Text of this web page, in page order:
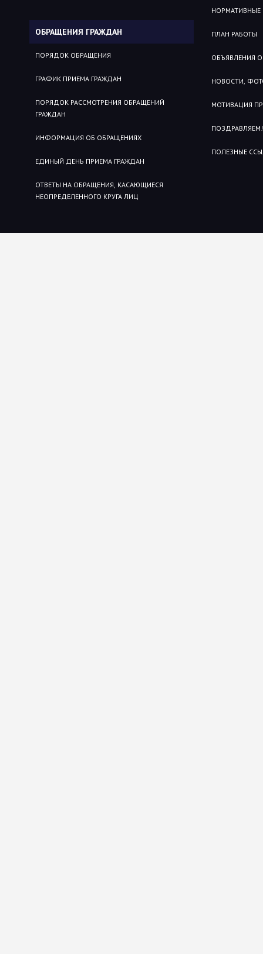
ОБРАЩЕНИЯ ГРАЖДАН
ПОРЯДОК ОБРАЩЕНИЯ
ГРАФИК ПРИЕМА ГРАЖДАН
ПОРЯДОК РАССМОТРЕНИЯ ОБРАЩЕНИЙ
ГРАЖДАН
ИНФОРМАЦИЯ ОБ ОБРАЩЕНИЯХ
ЕДИНЫЙ ДЕНЬ ПРИЕМА ГРАЖДАН
ОТВЕТЫ НА ОБРАЩЕНИЯ, КАСАЮЩИЕСЯ
НЕОПРЕДЕЛЕННОГО КРУГА ЛИЦ
ПЛАН РАБОТЫ
ОБЪЯВЛЕНИЯ
НОВОСТИ,
МОТИВАЦИЯ
ПОЗДРАВЛЯЕМ!
ПОЛЕЗНЫЕ